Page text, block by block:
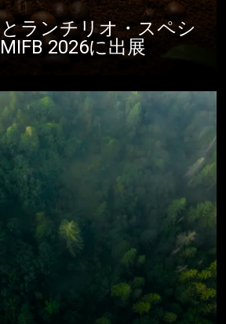
ランチリオ・スペシ
2026に出展